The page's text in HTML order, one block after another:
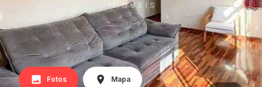
Fotos Mapa